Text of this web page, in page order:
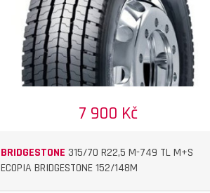
7 900 Kč
BRIDGESTONE 315/70 R22,5 M-749 TL M+S
ECOPIA BRIDGESTONE 152/148M